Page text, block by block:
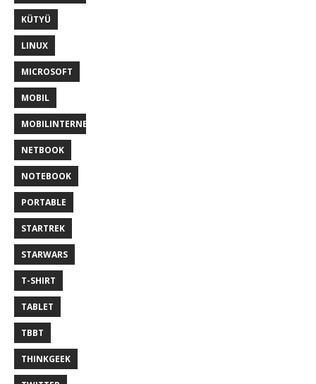
KÜTYÜ
LINUX
MICROSOFT
MOBIL
MOBILINTERNET
NETBOOK
NOTEBOOK
PORTABLE
STARTREK
STARWARS
T-SHIRT
TABLET
TBBT
THINKGEEK